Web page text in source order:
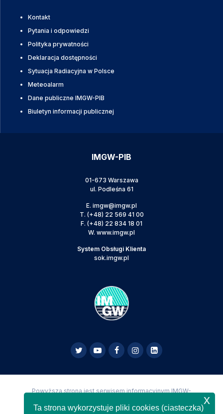
Kontakt
Pytania i odpowiedzi
Polityka prywatności
Deklaracja dostępności
Sytuacja Radiacyjna w Polsce
Meteoalarm
Dane publiczne IMGW-PIB
Biuletyn informacji publicznej
IMGW-PIB
01-673 Warszawa
ul. Podleśna 61
E. imgw@imgw.pl
T. (+48) 22 569 41 00
F. (+48) 22 834 18 01
W. www.imgw.pl
System Obsługi Klienta
sok.imgw.pl
Powyższa strona jest serwisem informacyjnym IMGW-
Copyright IMGW-PIB Wszelkie prawa zastrzeżone
Ta strona wykorzystuje pliki cookies (ciasteczka)
x